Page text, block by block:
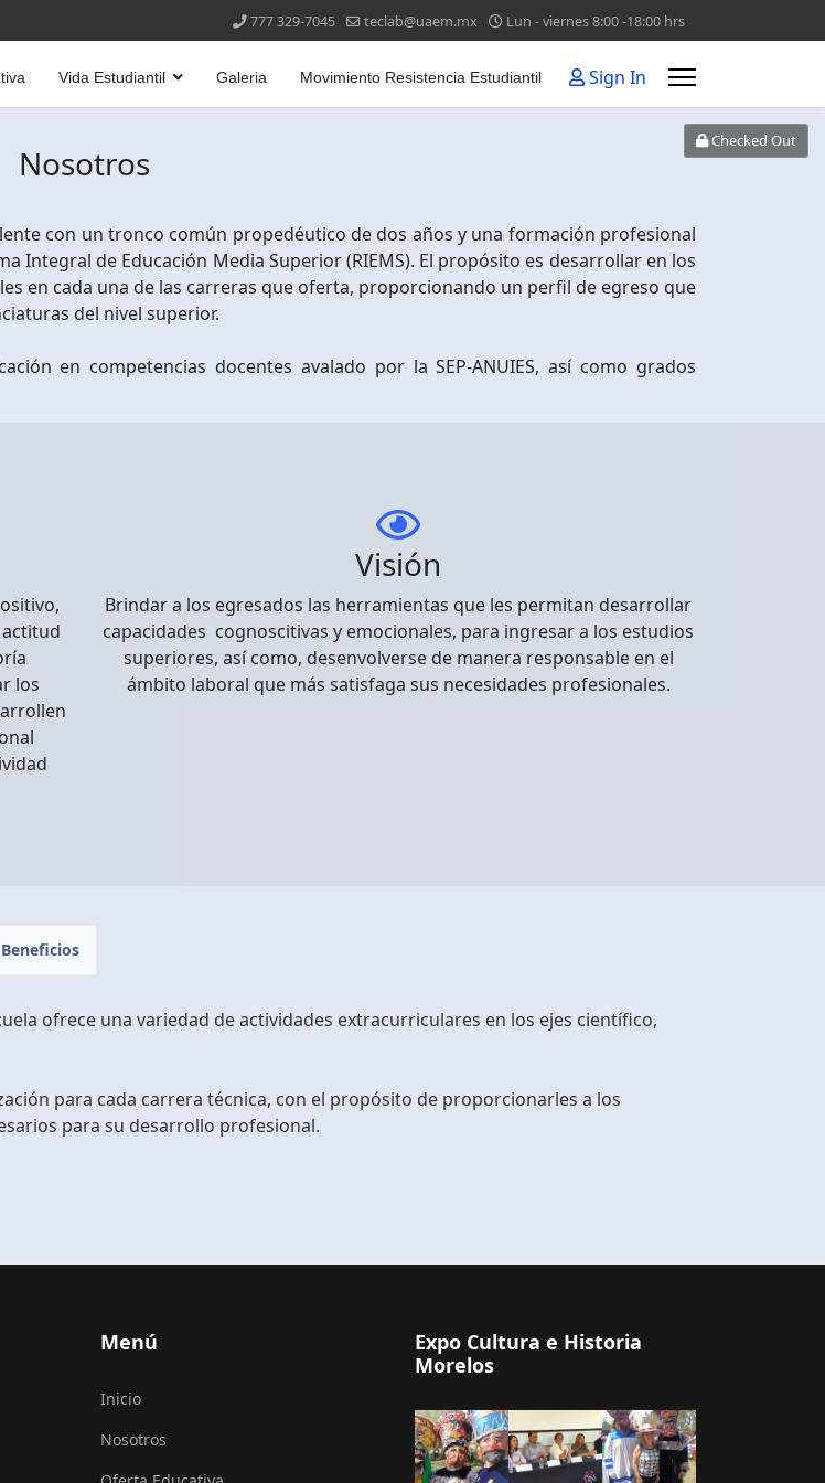
777 329-7045 teclab@uaem.mx Lun - viernes 8:00 -18:00 hrs
Vida Estudiantil Galeria Movimiento Resistencia Estudiantil Sign In
Nosotros
con un tronco común propedéutico de dos años y una formación profesional
Integral de Educación Media Superior (RIEMS). El propósito es desarrollar en los
en cada una de las carreras que oferta, proporcionando un perfil de egreso que
del nivel superior.
en competencias docentes avalado por la SEP-ANUIES, así como grados
los
Visión
Brindar a los egresados las herramientas que les permitan desarrollar
capacidades cognoscitivas y emocionales, para ingresar a los estudios
superiores, así como, desenvolverse de manera responsable en el
ámbito laboral que más satisfaga sus necesidades profesionales.
Beneficios
ofrece una variedad de actividades extracurriculares en los ejes científico,
para cada carrera técnica, con el propósito de proporcionarles a los
para su desarrollo profesional.
Checked Out
Menú
Inicio
Nosotros
Expo Cultura e Historia
Morelos